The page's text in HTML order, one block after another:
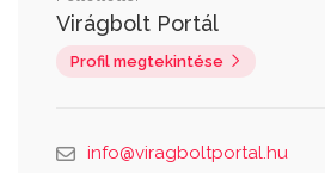
Virágbolt Portál
Profil megtekintése
info@viragboltportal.hu